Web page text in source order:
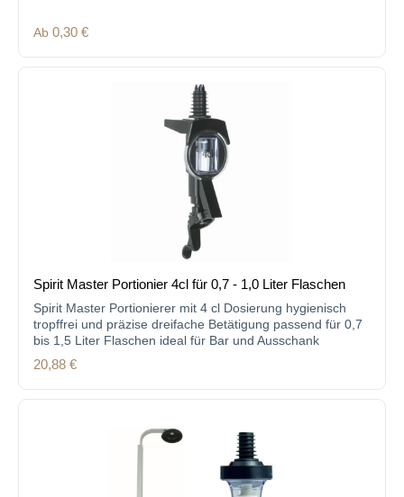
Regulärer Preis:
Ab 0,30 €
Spirit Master Portionier 4cl für 0,7 - 1,0 Liter Flaschen
Spirit Master Portionierer mit 4 cl Dosierung hygienisch
tropffrei und präzise dreifache Betätigung passend für 0,7
bis 1,5 Liter Flaschen ideal für Bar und Ausschank
Regulärer Preis:
20,88 €